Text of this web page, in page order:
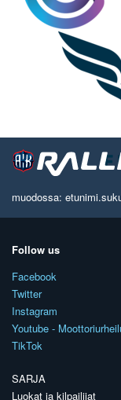
muodossa:
Follow us
Facebook
Twitter
Instagram
Youtube -
TikTok
SARJA
Luokat ja kilpailijat